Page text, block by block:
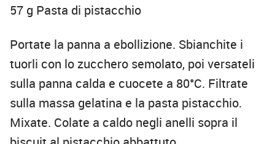
57 g Pasta di pistacchio
Portate la panna a ebollizione. Sbianchite i
tuorli con lo zucchero semolato, poi versateli
sulla panna calda e cuocete a 80°C. Filtrate
sulla massa gelatina e la pasta pistacchio.
Mixate. Colate a caldo negli anelli sopra il